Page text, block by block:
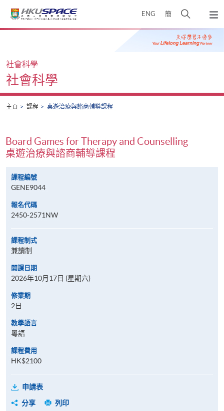
ENG 簡
開
搜
尋
彈
出
主
Main
社會科學
社會科學
主頁 課程 桌遊治療與諮商輔導課程
Board Games for Therapy and Counselling
桌遊治療與諮商輔導課程
課程編號
GENE9044
報名代碼
2450-2571NW
課程制式
兼讀制
開課日期
2026年10月17日 (星期六)
修業期
2日
教學語言
粵語
課程費用
HK$2100
申請表
分享
列印